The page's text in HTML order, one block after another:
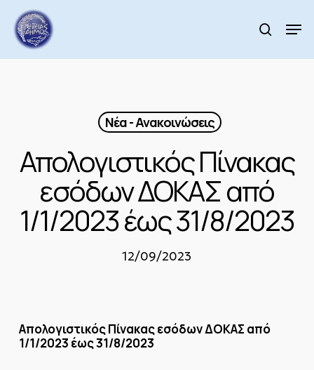
main
content
search
Νέα - Ανακοινώσεις
Απολογιστικός Πίνακας
εσόδων ΔΟΚΑΣ από
1/1/2023 έως 31/8/2023
12/09/2023
Απολογιστικός Πίνακας εσόδων ΔΟΚΑΣ από
1/1/2023 έως 31/8/2023
Menu